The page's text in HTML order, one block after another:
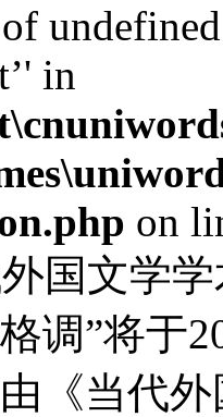
in
on
国文学
调”将于
《当代